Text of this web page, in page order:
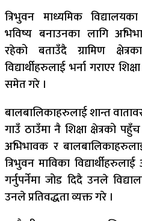
त्रिभुवन माध्यमिक
भविष्य बनाउनका लागि
रहेको बताउँदै ग्रामिण
विद्यार्थीहरुलाई भर्ना गराएर
समेत गरे ।
बालबालिकाहरुलाई शान्त
गाउँ ठाउँमा नै शिक्षा क्षेत्रको
अभिभावक र
त्रिभुवन माविका
गर्नुपर्नेमा जोड दिदै उनले
उनले प्रतिवद्धता व्यक्त गरे ।